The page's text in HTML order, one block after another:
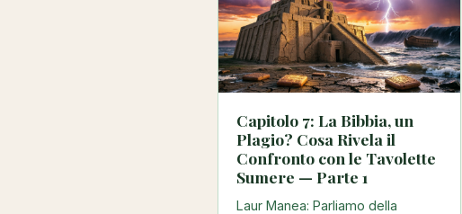
Capitolo 7: La Bibbia, un
Plagio? Cosa Rivela il
Confronto con le Tavolette
Sumere — Parte 1
Laur Manea: Parliamo della